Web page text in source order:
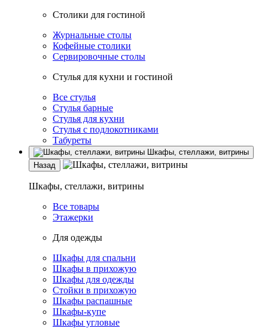
Столики для гостиной
Журнальные столы
Кофейные столики
Сервировочные столы
Стулья для кухни и гостиной
Все стулья
Стулья барные
Стулья для кухни
Стулья с подлокотниками
Табуреты
Шкафы, стеллажи, витрины
Назад
Шкафы, стеллажи, витрины
Все товары
Этажерки
Для одежды
Шкафы для спальни
Шкафы в прихожую
Шкафы для одежды
Стойки в прихожую
Шкафы распашные
Шкафы-купе
Шкафы угловые